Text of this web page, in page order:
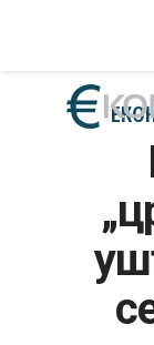
ЖИВОТ